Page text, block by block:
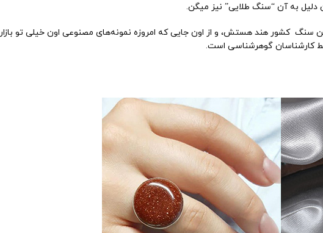
دلیل به آن “سنگ طلایی” نیز میگن.
سنگ کشور هند هستش، و از اون جایی که امروزه نمونه‌های مصنوعی اون خیلی تو بازار
کارشناسان گوهرشناسی است.